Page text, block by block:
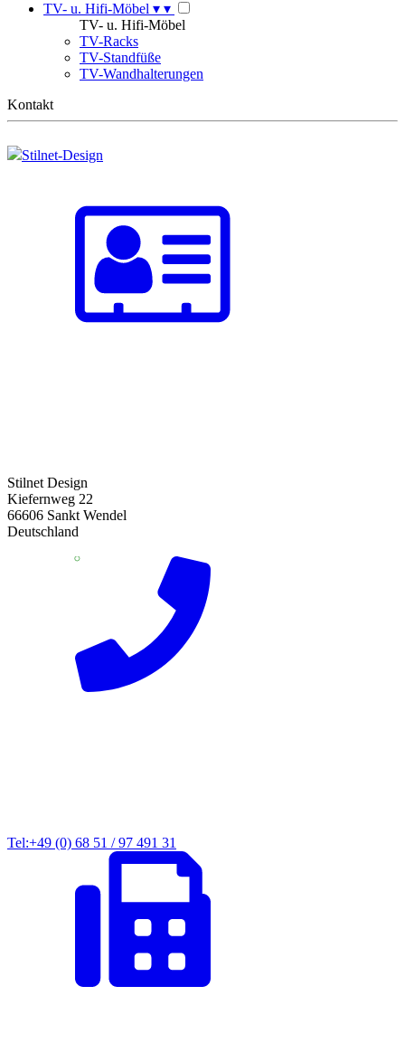
TV- u. Hifi-Möbel ▾ ▾
TV- u. Hifi-Möbel
TV-Racks
TV-Standfüße
TV-Wandhalterungen
Kontakt
Stilnet-Design
Stilnet Design
Kiefernweg 22
66606 Sankt Wendel
Deutschland
Tel:+49 (0) 68 51 / 97 491 31